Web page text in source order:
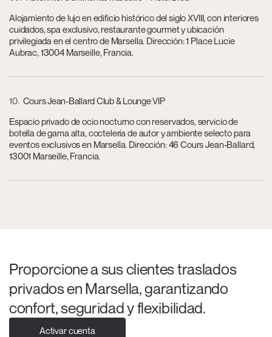
Alojamiento de lujo en edificio histórico del siglo XVIII, con interiores
cuidados, spa exclusivo, restaurante gourmet y ubicación
privilegiada en el centro de Marsella. Dirección: 1 Place Lucie
Aubrac, 13004 Marseille, Francia.
10 Cours Jean-Ballard Club & Lounge VIP
Espacio privado de ocio nocturno con reservados, servicio de
botella de gama alta, coctelería de autor y ambiente selecto para
eventos exclusivos en Marsella. Dirección: 46 Cours Jean-Ballard,
13001 Marseille, Francia.
Proporcione a sus clientes traslados
privados en Marsella, garantizando
confort, seguridad y flexibilidad.
Activar cuenta